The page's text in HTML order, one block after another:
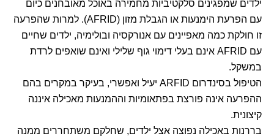
ילדים שמפגינים סלקטיביות מחמירה באוכל מאובחנים כיום
עם הפרעת הימנעות או הגבלת מזון (AFRID). למרות שהפרעה
זו חולקת כמה מאפיינים עם אנורקסיה ובולימיה, ילדים שחיים
עם AFRID אינם בעלי דימוי גוף שלילי ואינם שואפים לרדת
במשקל.
הטיפול בסינדרום ARFID יעיל ואפשרי, בעיקר במקרים בהם
ההפרעה אינה פורצת בפתאומיות וההמנעות מאכילה איננה
קיצונית.
בררנות באכילה נפוצה אצל ילדים, שחלקם משתחררים ממנה